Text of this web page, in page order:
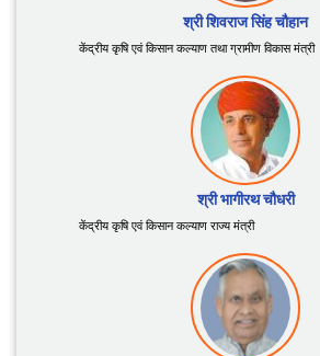
श्री शिवराज सिंह चौहान
केंद्रीय कृषि एवं किसान कल्याण तथा ग्रामीण विकास मंत्री